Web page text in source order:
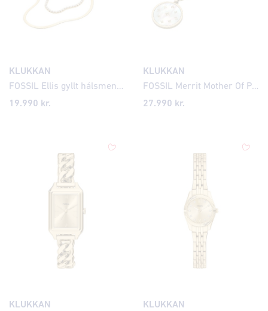
KLUKKAN
FOSSIL Ellis gyllt hálsmen með crystal JF04939
19.990 kr.
KLUKKAN
FOSSIL Merrit Mother Of Pearl hálsmen JF04864
27.990 kr.
KLUKKAN KLUKKAN